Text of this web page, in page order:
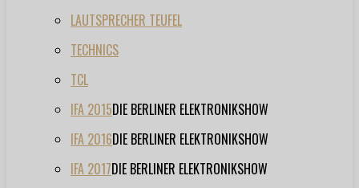
LAUTSPRECHER TEUFEL
TECHNICS
TCL
IFA 2015DIE BERLINER ELEKTRONIKSHOW
IFA 2016DIE BERLINER ELEKTRONIKSHOW
IFA 2017DIE BERLINER ELEKTRONIKSHOW